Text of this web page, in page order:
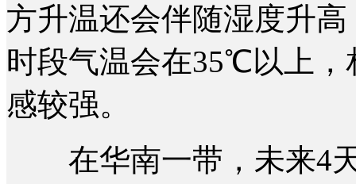
方升温还会伴随湿度升
时段气温会在35℃以上，
感较强。
在华南一带，未来4天